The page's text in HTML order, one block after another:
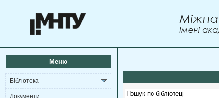
Меню
Бібліотека
Документи